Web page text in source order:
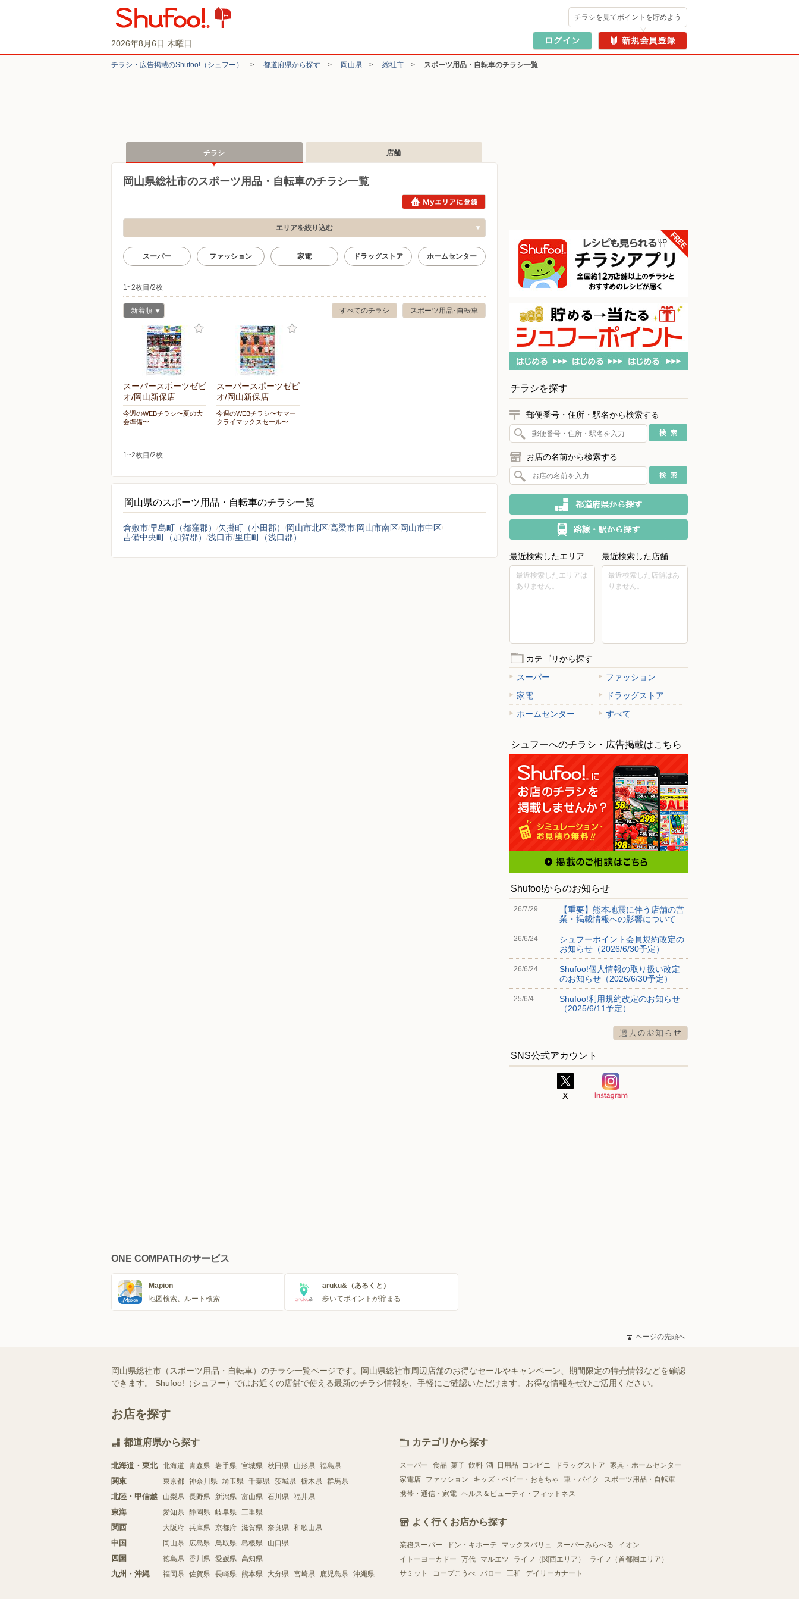
2026年8月6日 木曜日
チラシを見てポイントを貯めよう
チラシ・​広告掲載の​Shufoo!​（シュフー） > 都道府県から探す > 岡山県 > 総社市 > スポーツ用品・自転車のチラシ一覧
チラシ 店舗
岡山県総社市のスポーツ用品・自転車のチラシ一覧
エリアを絞り込む
スーパー ファッション 家電 ドラッグストア ホームセンター
1~2枚目/2枚
スポーツ用品･自転車
すべてのチラシ
新着順
スーパースポーツゼビ
オ/岡山新保店
今週のWEBチラシ〜夏の大
会準備〜
スーパースポーツゼビ
オ/岡山新保店
今週のWEBチラシ〜サマー
クライマックスセール〜
1~2枚目/2枚
岡山県のスポーツ用品・自転車のチラシ一覧
倉敷市早島町（都窪郡） 矢掛町（小田郡） 岡山市北区高梁市 岡山市南区 岡山市中区
吉備中央町（加賀郡）
浅口市 里庄町（浅口郡）
チラシを探す
郵便番号・住所・駅名から検索する
お店の名前から検索する
最近検索したエリア
最近検索したエリアは
ありません。
最近検索した店舗
最近検索した店舗はあ
りません。
カテゴリから探す
スーパー
ファッション
家電
ドラッグストア
ホームセンター
すべて
シュフーへのチラシ・広告掲載はこちら
Shufoo!からのお知らせ
26/7/29
【重要】熊本地震に伴う店舗の営
業・掲載情報への影響について
26/6/24
シュフーポイント会員規約改定の
お知らせ（2026/6/30予定）
26/6/24
Shufoo!個人情報の取り扱い改定
のお知らせ（2026/6/30予定）
25/6/4
Shufoo!利用規約改定のお知らせ
（2025/6/11予定）
SNS公式アカウント
ONE COMPATHのサービス
Mapion
地図検索、ルート検索
aruku&（あるくと）
歩いてポイントが貯まる
ページの先頭へ
岡山県総社市（スポーツ用品・自転車）のチラシ一覧ページです。岡山県総社市周辺店舗のお得なセールやキャンペーン、期間限定の特売情報などを確認
できます。 Shufoo!（シュフー）ではお近くの店舗で使える最新のチラシ情報を、手軽にご確認いただけます。お得な情報をぜひご活用ください。
お店を探す
都道府県から探す
北海道・東北 北海道 青森県 岩手県 宮城県 秋田県 山形県 福島県
関東 東京都 神奈川県 埼玉県 千葉県 茨城県 栃木県 群馬県
北陸・甲信越 山梨県 長野県 新潟県 富山県 石川県 福井県
東海 愛知県 静岡県 岐阜県 三重県
関西 大阪府 兵庫県 京都府 滋賀県 奈良県 和歌山県
中国 岡山県 広島県 鳥取県 島根県 山口県
四国 徳島県 香川県 愛媛県 高知県
九州・沖縄 福岡県 佐賀県 長崎県 熊本県 大分県 宮崎県 鹿児島県 沖縄県
カテゴリから探す
スーパー 食品･菓子･飲料･酒･日用品･コンビニ ドラッグストア
家具・ホームセンター
家電店
ファッション キッズ・ベビー・おもちゃ 車・バイク
スポーツ用品・自転車
携帯・通信・家電 ヘルス＆ビューティ・フィットネス
よく行くお店から探す
業務スーパー ドン・キホーテ マックスバリュ スーパーみらべる
イオン
イトーヨーカドー
万代 マルエツ ライフ（関西エリア）
ライフ（首都圏エリア）
サミット
コープこうべ バロー 三和 デイリーカナート